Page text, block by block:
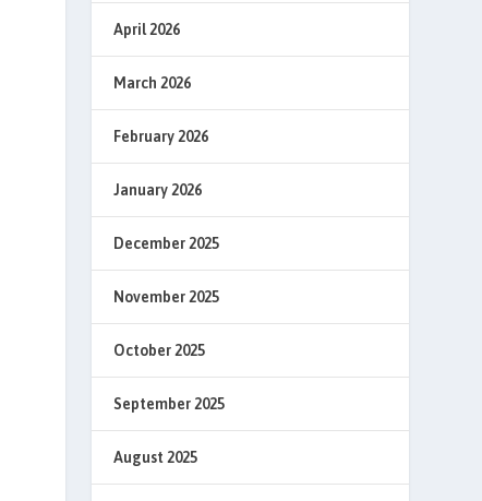
April 2026
March 2026
February 2026
January 2026
December 2025
November 2025
October 2025
September 2025
August 2025